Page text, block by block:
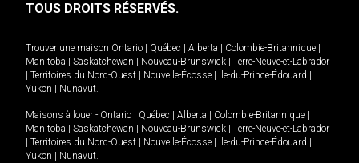
TOUS DROITS RÉSERVÉS.
Trouver une maison Ontario Québec Alberta Colombie-Britannique
Manitoba
Saskatchewan Nouveau-Brunswick
Terre-Neuve-et-Labrador
Territoires du Nord-Ouest Nouvelle-Écosse Île-du-Prince-Édouard
Yukon
Nunavut.
Maisons à louer - Ontario Québec Alberta Colombie-Britannique
Manitoba
Saskatchewan Nouveau-Brunswick
Terre-Neuve-et-Labrador
Territoires du Nord-Ouest Nouvelle-Écosse Île-du-Prince-Édouard
Yukon
Nunavut.